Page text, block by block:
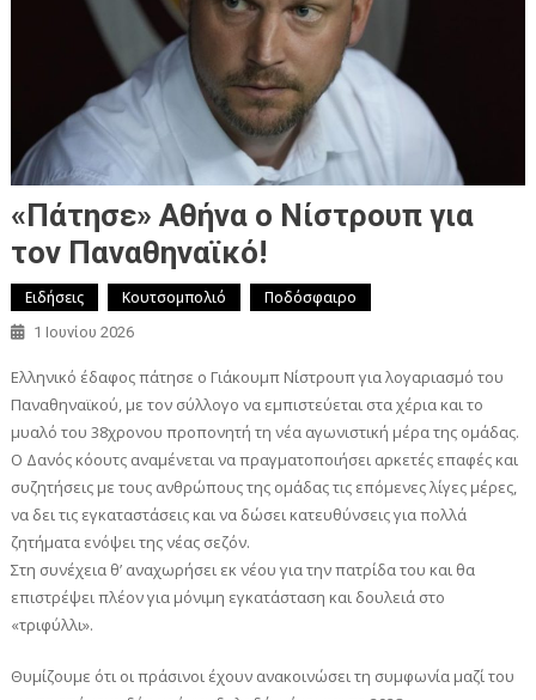
«Πάτησε» Αθήνα ο Νίστρουπ για
τον Παναθηναϊκό!
Ειδήσεις Κουτσομπολιό Ποδόσφαιρο
1 Ιουνίου 2026
Ελληνικό έδαφος πάτησε ο Γιάκουμπ Νίστρουπ για λογαριασμό του
Παναθηναϊκού, με τον σύλλογο να εμπιστεύεται στα χέρια και το
μυαλό του 38χρονου προπονητή τη νέα αγωνιστική μέρα της ομάδας.
Ο Δανός κόουτς αναμένεται να πραγματοποιήσει αρκετές επαφές και
συζητήσεις με τους ανθρώπους της ομάδας τις επόμενες λίγες μέρες,
να δει τις εγκαταστάσεις και να δώσει κατευθύνσεις για πολλά
ζητήματα ενόψει της νέας σεζόν.
Στη συνέχεια θ’ αναχωρήσει εκ νέου για την πατρίδα του και θα
επιστρέψει πλέον για μόνιμη εγκατάσταση και δουλειά στο
«τριφύλλι».
Θυμίζουμε ότι οι πράσινοι έχουν ανακοινώσει τη συμφωνία μαζί του